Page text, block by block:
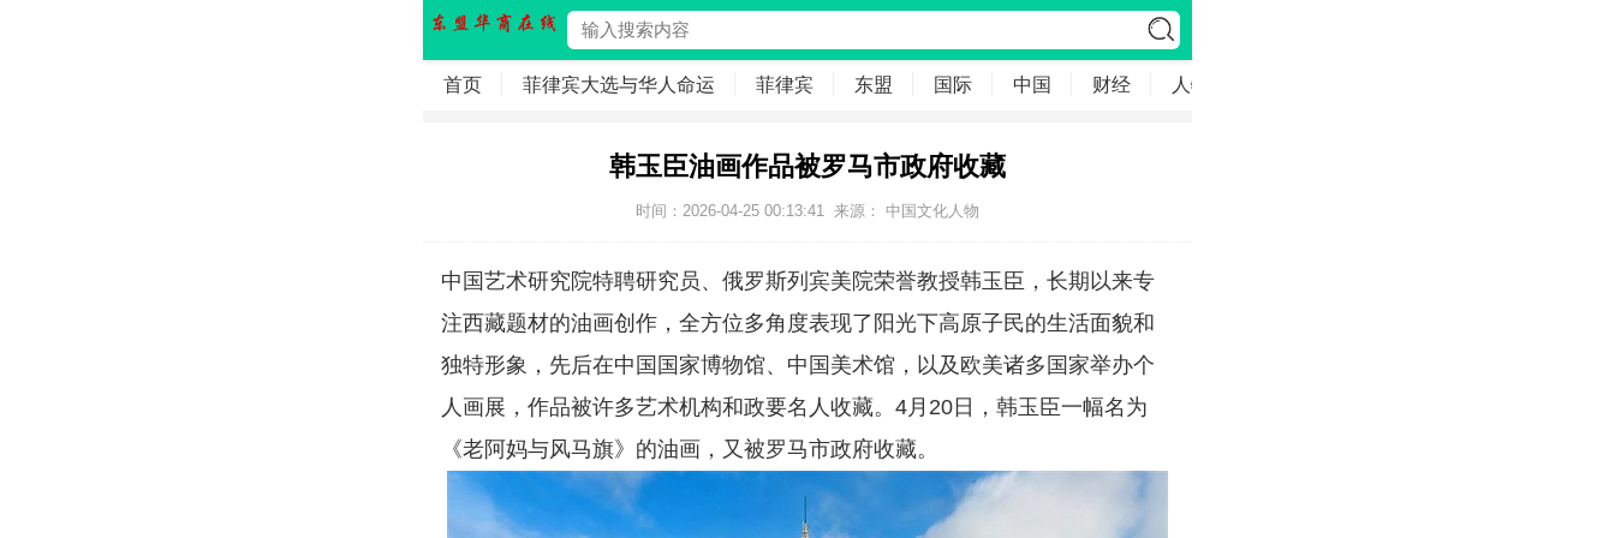
首页 菲律宾大选与华人命运 菲律宾 东盟 国际 中国 财经 人物
韩玉臣油画作品被罗马市政府收藏
时间：2026-04-25 00:13:41 来源： 中国文化人物
中国艺术研究院特聘研究员、俄罗斯列宾美院荣誉教授韩玉臣，长期以来专
注西藏题材的油画创作，全方位多角度表现了阳光下高原子民的生活面貌和
独特形象，先后在中国国家博物馆、中国美术馆，以及欧美诸多国家举办个
人画展，作品被许多艺术机构和政要名人收藏。4月20日，韩玉臣一幅名为
《老阿妈与风马旗》的油画，又被罗马市政府收藏。